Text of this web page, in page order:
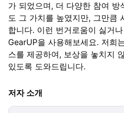
가 되었으며, 더 다양한 참여 방
도 그 가치를 높였지만, 그만큼
합니다. 이런 번거로움이 싫거
GearUP을 사용해보세요. 저희
스를 제공하여, 보상을 놓치지
있도록 도와드립니다.
저자 소개